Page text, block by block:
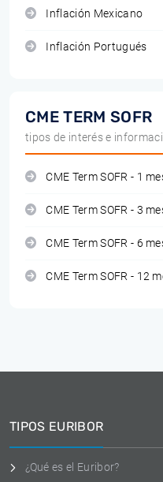
Inflación Mexicano
Inflación Portugués
CME TERM SOFR
tipos de interés e
CME Term SOFR - 1
CME Term SOFR - 3
CME Term SOFR - 6
CME Term SOFR - 12
TIPOS EURIBOR
¿Qué es el Euribor?